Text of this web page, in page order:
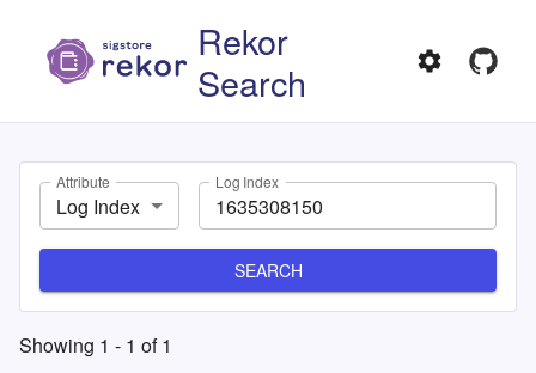
Rekor
Search
Attribute
Log Index
Log Index
SEARCH
Showing 1 - 1 of1